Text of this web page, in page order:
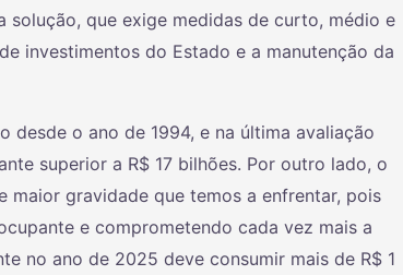
que exige medidas de curto, médio e
investimentos do Estado e a manutenção da
desde o ano de 1994, e na última avaliação
superior a R$ 17 bilhões. Por outro lado, o
gravidade que temos a enfrentar, pois
e comprometendo cada vez mais a
no ano de 2025 deve consumir mais de R$ 1